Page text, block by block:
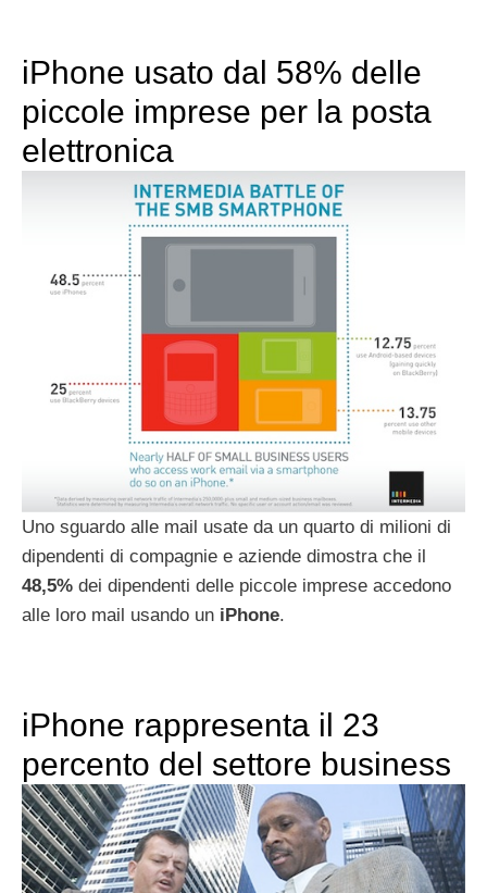
iPhone usato dal 58% delle
piccole imprese per la posta
elettronica
Uno sguardo alle mail usate da un quarto di milioni di
dipendenti di compagnie e aziende dimostra che il
48,5% dei dipendenti delle piccole imprese accedono
alle loro mail usando un iPhone.
iPhone rappresenta il 23
percento del settore business